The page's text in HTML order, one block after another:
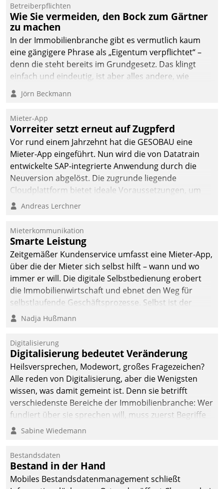
Betreiberpflichten
Wie Sie vermeiden, den Bock zum Gärtner
zu machen
In der Immobilienbranche gibt es vermutlich kaum
eine gängigere Phrase als „Eigentum verpflichtet“ –
denn die steht bereits im Grundgesetz. Das klingt
einfach und eindeutig, ist aber alles andere, wie
Branchenbeschäftigte wissen. Denn mit der
Verantwortung folgen Verpflichtungen.
Jörn Beckmann
Mieter-App
Vorreiter setzt erneut auf Zugpferd
Vor rund einem Jahrzehnt hat die GESOBAU eine
Mieter-App eingeführt. Nun wird die von Datatrain
entwickelte SAP-integrierte Anwendung durch die
Neuversion abgelöst. Die zugrunde liegende
Cloudplattform bietet ideale Voraussetzungen, um
die Funktionalität der App zu erweitern und weitere
integrieren.
Andreas Lerchner
Mieterkommunikation
Smarte Leistung
Zeitgemäßer Kundenservice umfasst eine Mieter-App,
über die der Mieter sich selbst hilft – wann und wo
immer er will. Die digitale Selbstbedienung erobert
die Immobilienwirtschaft und ebnet den Weg für
selbstlaufende Geschäftsprozesse. Selbst ist der
Kunde und smart der Serviceanbieter.
Nadja Hußmann
Digitalisierung
Digitalisierung bedeutet Veränderung
Heilsversprechen, Modewort, großes Fragezeichen?
Alle reden von Digitalisierung, aber die Wenigsten
wissen, was damit gemeint ist. Denn sie betrifft
verschiedenste Bereiche der Immobilienbranche: Wer
fundiert über sie sprechen will, muss zuerst Begriffe
klären. Ein Aspekt ist die betriebliche Optimierung:
Einsparungen durch optimierte und automatisierte
Prozesse. Doch man darf nicht zu viel erwarten: Allein
mit der Einführung einer neuen Software ist es nicht
Sabine Wiedemann
Bestandsdaten
Bestand in der Hand
Mobiles Bestandsdatenmanagement schließt